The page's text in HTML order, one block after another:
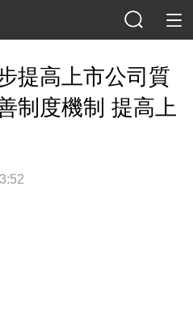
提高上市公司質
制度機制 提高上